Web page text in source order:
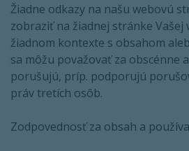
Žiadne odkazy na našu webovú
zobraziť na žiadnej stránke Vašej
žiadnom kontexte s obsahom
sa môžu považovať za obscénne
porušujú, príp. podporujú
práv tretích osôb.
Zodpovednosť za obsah a